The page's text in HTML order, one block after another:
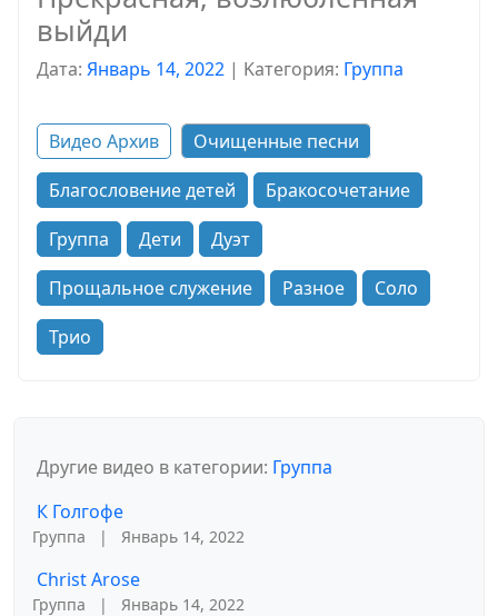
выйди
Дата: Январь 14, 2022 | Kатегория: Группа
Видео Архив
Очищенные песни
Благословение детей
Бракосочетание
Группа
Дети
Дуэт
Прощальное служение
Разное
Соло
Трио
Другие видео в категории: Группа
К Голгофе
Группа | Январь 14, 2022
Christ Arose
Группа | Январь 14, 2022